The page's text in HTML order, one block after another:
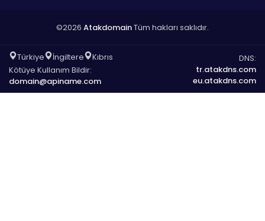
©2026 AtakdomainTüm hakları saklıdır.
Türkiye İngiltere
Kıbrıs
Kötüye Kullanım Bildir:
domain@apiname.com
DNS:
tr.atakdns.com
eu.atakdns.com